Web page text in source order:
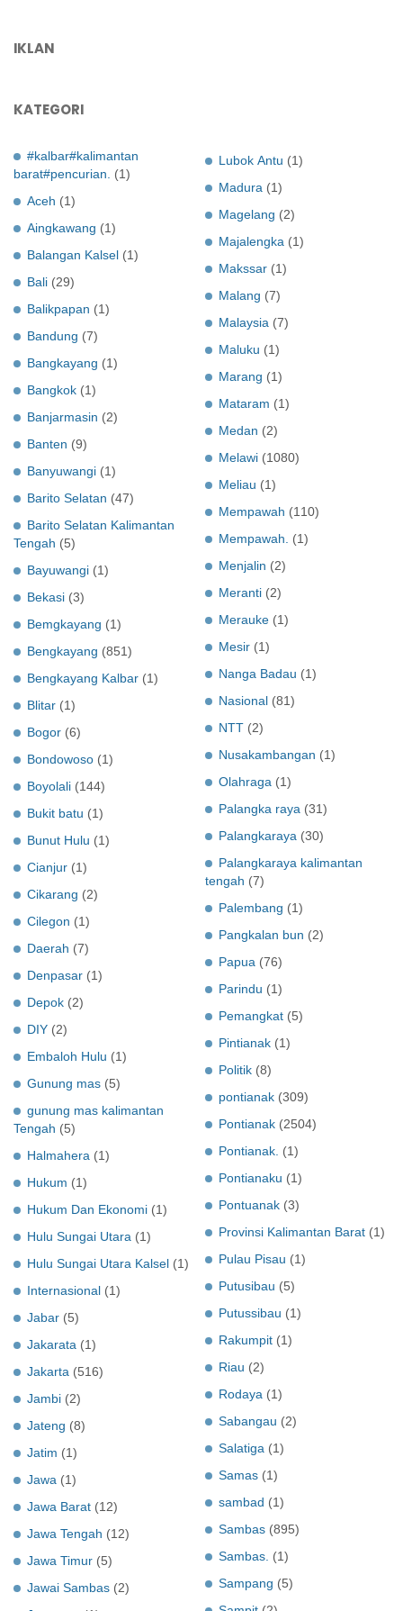
IKLAN
KATEGORI
#kalbar#kalimantan
barat#pencurian.
(1)
Aceh (1)
Aingkawang (1)
Balangan Kalsel (1)
Bali (29)
Balikpapan (1)
Bandung (7)
Bangkayang (1)
Bangkok (1)
Banjarmasin (2)
Banten (9)
Banyuwangi (1)
Barito Selatan (47)
Barito Selatan Kalimantan
Tengah (5)
Bayuwangi (1)
Bekasi (3)
Bemgkayang (1)
Bengkayang (851)
Bengkayang Kalbar (1)
Blitar (1)
Bogor (6)
Bondowoso (1)
Boyolali (144)
Bukit batu (1)
Bunut Hulu (1)
Cianjur (1)
Cikarang (2)
Cilegon (1)
Daerah (7)
Denpasar (1)
Depok (2)
DIY (2)
Embaloh Hulu (1)
Gunung mas (5)
gunung mas kalimantan
Tengah (5)
Halmahera (1)
Hukum (1)
Hukum Dan Ekonomi (1)
Hulu Sungai Utara (1)
Hulu Sungai Utara Kalsel (1)
Internasional (1)
Jabar (5)
Jakarata (1)
Jakarta (516)
Jambi (2)
Jateng (8)
Jatim (1)
Jawa (1)
Jawa Barat (12)
Jawa Tengah (12)
Jawa Timur (5)
Jawai Sambas (2)
Lubok Antu (1)
Madura (1)
Magelang (2)
Majalengka (1)
Makssar (1)
Malang (7)
Malaysia (7)
Maluku (1)
Marang (1)
Mataram (1)
Medan (2)
Melawi (1080)
Meliau (1)
Mempawah (110)
Mempawah.
(1)
Menjalin (2)
Meranti (2)
Merauke (1)
Mesir (1)
Nanga Badau (1)
Nasional (81)
NTT (2)
Nusakambangan (1)
Olahraga (1)
Palangka raya (31)
Palangkaraya (30)
Palangkaraya kalimantan
tengah (7)
Palembang (1)
Pangkalan bun (2)
Papua (76)
Parindu (1)
Pemangkat (5)
Pintianak (1)
Politik (8)
pontianak (309)
Pontianak (2504)
Pontianak. (1)
Pontianaku (1)
Pontuanak (3)
Provinsi Kalimantan Barat (1)
Pulau Pisau (1)
Putusibau (5)
Putussibau (1)
Rakumpit (1)
Riau (2)
Rodaya (1)
Sabangau (2)
Salatiga (1)
Samas (1)
sambad (1)
Sambas (895)
Sambas. (1)
Sampang (5)